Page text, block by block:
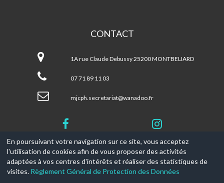
CONTACT
Centre
Social
Petite
Hollande
1A rue Claude Debussy 25200 MONTBELIARD
07 71 89 11 03
mjcph.secretariat@wanadoo.fr
© 2017-2026, Ce site est propulsé par Aniapps.fr
CGV
En poursuivant votre navigation sur ce site, vous acceptez
l'utilisation de cookies afin de vous proposer des activités
adaptées à vos centres d'intérêts et réaliser des statistiques de
visites. Règlement Général de Protection des Données